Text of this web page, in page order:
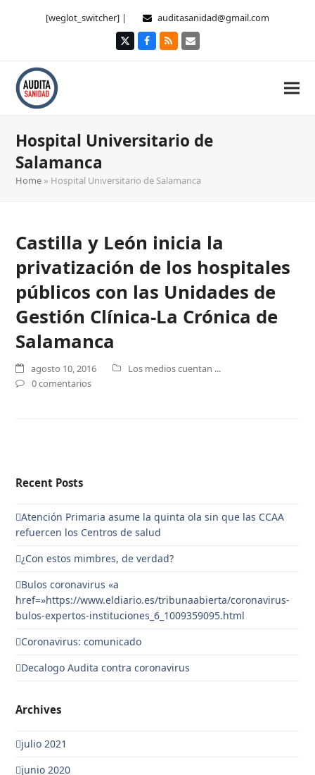
[weglot_switcher] | auditasanidad@gmail.com
TwitterFacebook
RSS Correo
Hospital Universitario de
Salamanca
Home » Hospital Universitario de Salamanca
Castilla y León inicia la
privatización de los hospitales
públicos con las Unidades de
Gestión Clínica-La Crónica de
Salamanca
agosto 10, 2016
Los medios cuentan ...
0 comentarios
Recent Posts
Atención Primaria asume la quinta ola sin que las CCAA
refuercen los Centros de salud
¿Con estos mimbres, de verdad?
Bulos coronavirus «a
href=»https://www.eldiario.es/tribunaabierta/coronavirus-
bulos-expertos-instituciones_6_1009359095.html
Coronavirus: comunicado
Decalogo Audita contra coronavirus
Archives
julio 2021
junio 2020